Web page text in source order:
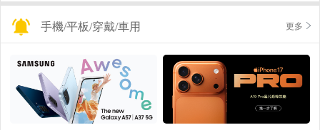
手機/平板/穿戴/車用 更多